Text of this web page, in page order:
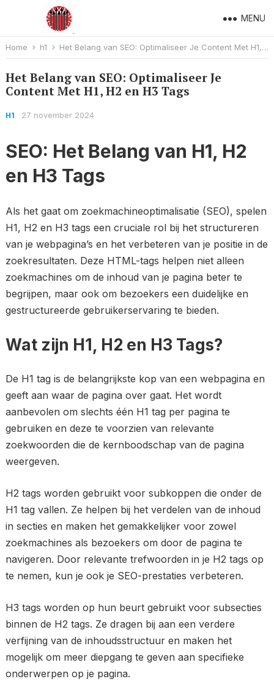
MENU
Home h1 Het Belang van SEO: Optimaliseer Je Content Met H1, H2 en H3 Tags
Het Belang van SEO: Optimaliseer Je
Content Met H1, H2 en H3 Tags
H1 27 november 2024
SEO: Het Belang van H1, H2
en H3 Tags
Als het gaat om zoekmachineoptimalisatie (SEO), spelen
H1, H2 en H3 tags een cruciale rol bij het structureren
van je webpagina’s en het verbeteren van je positie in de
zoekresultaten. Deze HTML-tags helpen niet alleen
zoekmachines om de inhoud van je pagina beter te
begrijpen, maar ook om bezoekers een duidelijke en
gestructureerde gebruikerservaring te bieden.
Wat zijn H1, H2 en H3 Tags?
De H1 tag is de belangrijkste kop van een webpagina en
geeft aan waar de pagina over gaat. Het wordt
aanbevolen om slechts één H1 tag per pagina te
gebruiken en deze te voorzien van relevante
zoekwoorden die de kernboodschap van de pagina
weergeven.
H2 tags worden gebruikt voor subkoppen die onder de
H1 tag vallen. Ze helpen bij het verdelen van de inhoud
in secties en maken het gemakkelijker voor zowel
zoekmachines als bezoekers om door de pagina te
navigeren. Door relevante trefwoorden in je H2 tags op
te nemen, kun je ook je SEO-prestaties verbeteren.
H3 tags worden op hun beurt gebruikt voor subsecties
binnen de H2 tags. Ze dragen bij aan een verdere
verfijning van de inhoudsstructuur en maken het
mogelijk om meer diepgang te geven aan specifieke
onderwerpen op je pagina.